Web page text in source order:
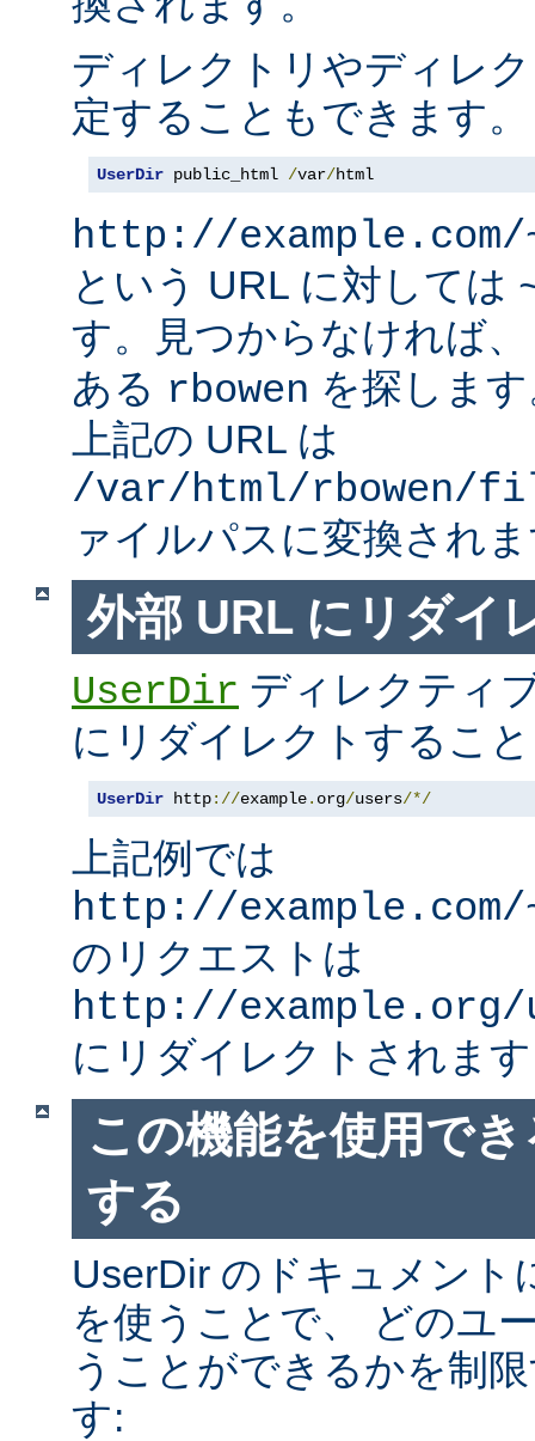
ディレクトリやディレ
定することもできます。
UserDir public_html /var/html
http://
という URL に対しては
す。見つからなければ
ある rbowen を探しま
上記の URL は
/var/html/rbowen/
ァイルパスに変換され
外部 URL にリダイ
UserDir ディレクティ
にリダイレクトするこ
UserDir http://example. org/users/*/
上記例では
http://example.com/
のリクエストは
http://example.org/
にリダイレクトされま
この機能を使用で
する
UserDir のドキュメント
を使うことで、 どのユ
うことができるかを制
す: